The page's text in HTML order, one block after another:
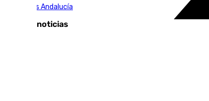
Elecciones Andalucía
Últimas noticias